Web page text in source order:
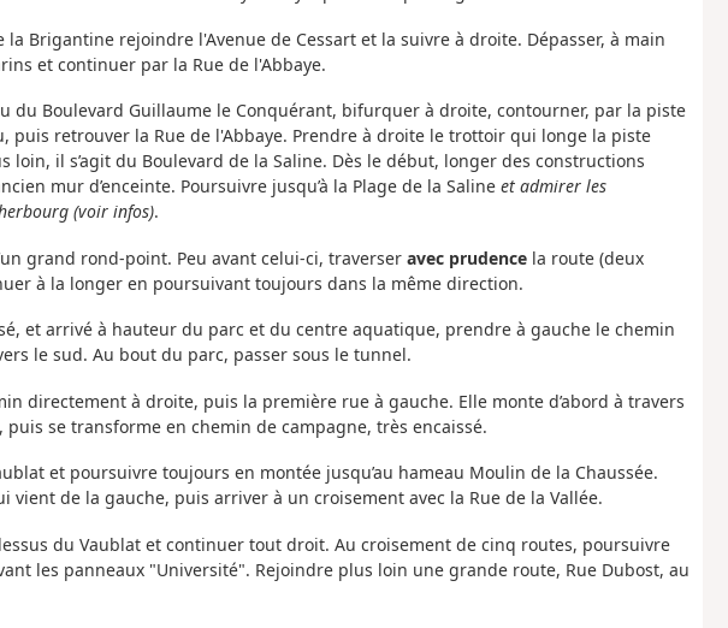
la Brigantine rejoindre l'Avenue de Cessart et la suivre à droite. Dépasser, à main
et continuer par la Rue de l'Abbaye.
du Boulevard Guillaume le Conquérant, bifurquer à droite, contourner, par la piste
puis retrouver la Rue de l'Abbaye. Prendre à droite le trottoir qui longe la piste
loin, il s’agit du Boulevard de la Saline. Dès le début, longer des constructions
mur d’enceinte. Poursuivre jusqu’à la Plage de la Saline et admirer les
(voir infos).
grand rond-point. Peu avant celui-ci, traverser avec prudencela route (deux
à la longer en poursuivant toujours dans la même direction.
et arrivé à hauteur du parc et du centre aquatique, prendre à gauche le chemin
le sud. Au bout du parc, passer sous le tunnel.
directement à droite, puis la première rue à gauche. Elle monte d’abord à travers
se transforme en chemin de campagne, très encaissé.
et poursuivre toujours en montée jusqu’au hameau Moulin de la Chaussée.
vient de la gauche, puis arriver à un croisement avec la Rue de la Vallée.
du Vaublat et continuer tout droit. Au croisement de cinq routes, poursuivre
les panneaux "Université". Rejoindre plus loin une grande route, Rue Dubost, au